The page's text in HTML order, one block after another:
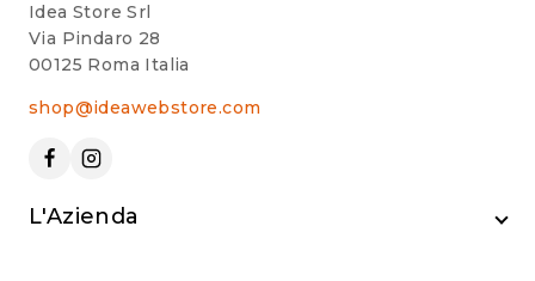
Idea Store Srl
Via Pindaro 28
00125 Roma Italia
shop@ideawebstore.com
L'Azienda